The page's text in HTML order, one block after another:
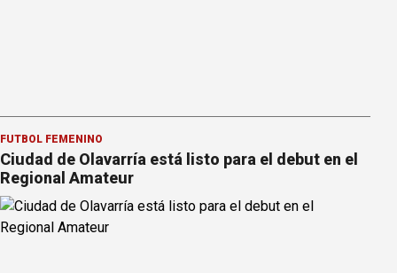
FÚTBOL FEMENINO
Ciudad de Olavarría está listo para el debut en el
Regional Amateur